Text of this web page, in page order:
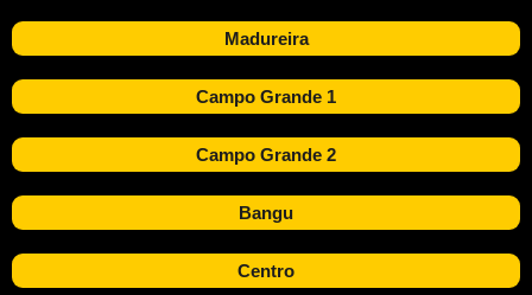
Madureira
Campo Grande 1
Campo Grande 2
Bangu
Centro